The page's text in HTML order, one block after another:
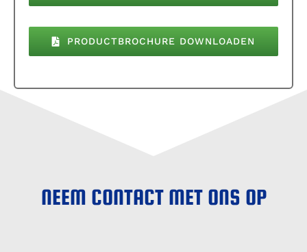
PRODUCTBROCHURE DOWNLOADEN
NEEM CONTACT MET ONS OP